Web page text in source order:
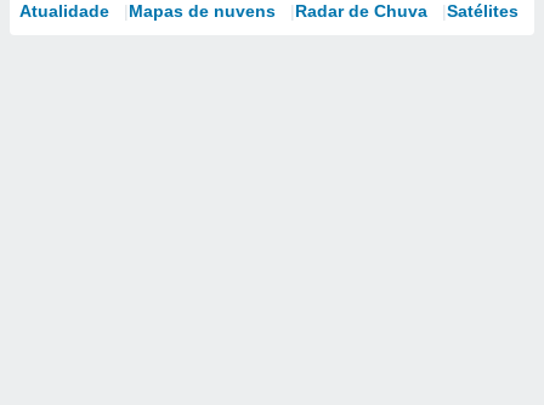
Atualidade Mapas de nuvens Radar de Chuva Satélites